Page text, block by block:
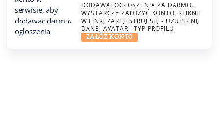
DODAWAJ OGŁOSZENIA ZA DARMO.
WYSTARCZY ZAŁOŻYĆ KONTO. KLIKNIJ
W LINK, ZAREJESTRUJ SIĘ - UZUPEŁNIJ
DANE, AVATAR I TYP PROFILU.
ZAŁÓŻ KONTO